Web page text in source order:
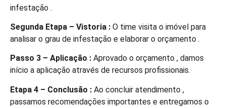
infestação .
Segunda Etapa – Vistoria : O time visita o imóvel para
analisar o grau de infestação e elaborar o orçamento .
Passo 3 – Aplicação : Aprovado o orçamento , damos
início a aplicação através de recursos profissionais.
Etapa 4 – Conclusão : Ao concluir atendimento ,
passamos recomendações importantes e entregamos o